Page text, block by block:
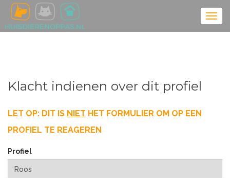
Klacht indienen over dit profiel
LET OP: DIT IS NIET HET FORMULIER OM OP EEN
PROFIEL TE REAGEREN
Profiel